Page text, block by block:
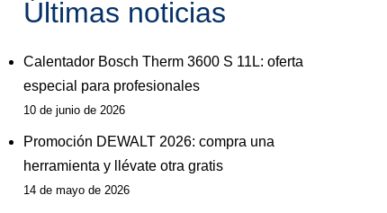
Últimas noticias
Calentador Bosch Therm 3600 S 11L: oferta
especial para profesionales
10 de junio de 2026
Promoción DEWALT 2026: compra una
herramienta y llévate otra gratis
14 de mayo de 2026